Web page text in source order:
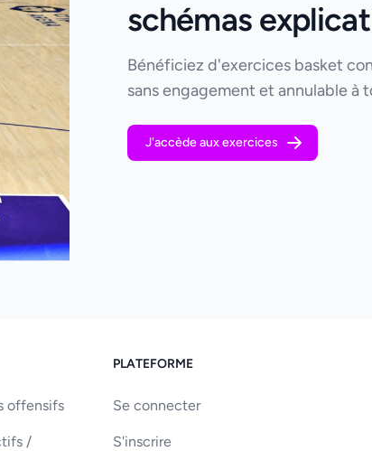
schémas
Bénéficiez d'exercices basket
sans engagement et annulable à
J'accède aux exercices
offensifs
/
PLATEFORME
Se connecter
S'inscrire